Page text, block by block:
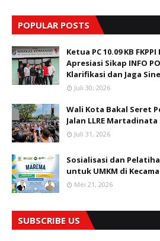
POPULAR POSTS
Ketua PC 10.09 KB
Apresiasi Sikap INFO
Klarifikasi dan Jaga
Juli 30, 2026
Wali Kota Bakal Seret
Jalan LLRE
Juli 31, 2026
Sosialisasi dan
untuk UMKM di
Mei 21, 2026
SUBSCRIBE US